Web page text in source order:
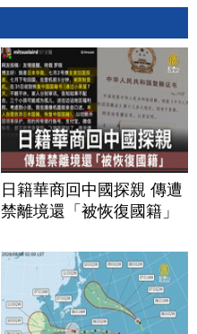
日籍華商回中國探親 傳遭
禁離境還「被恢復國籍」